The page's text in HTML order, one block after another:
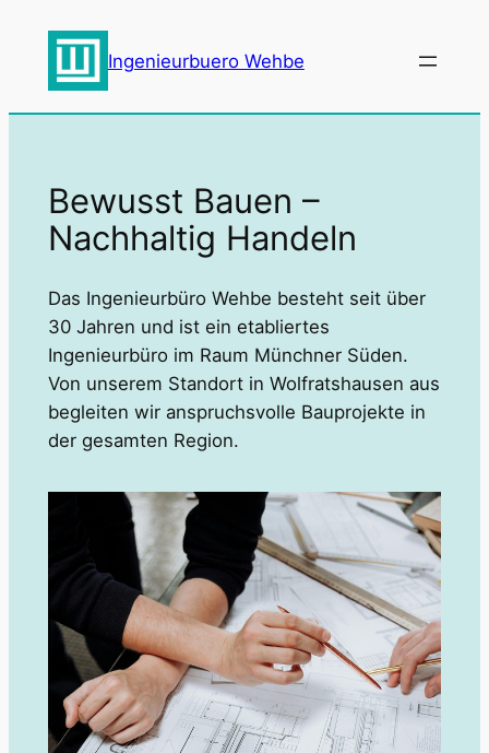
springen
Ingenieurbuero Wehbe
Bewusst Bauen –
Nachhaltig Handeln
Das Ingenieurbüro Wehbe besteht seit über
30 Jahren und ist ein etabliertes
Ingenieurbüro im Raum Münchner Süden.
Von unserem Standort in Wolfratshausen aus
begleiten wir anspruchsvolle Bauprojekte in
der gesamten Region.